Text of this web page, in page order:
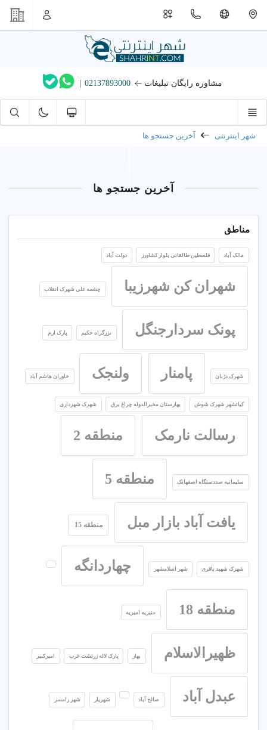
مشاوره رایگان تبلیغات 02137893000
|
شهر اینترنتی آخرین جستجو ها
آخرین جستجو ها
مناطق
مالک آباد فلسطین طالقانی بلوار کشاورز دولت آباد
شهران کن شهرزیبا چشمه علی شهرک انقلاب
پونک سردارجنگل بزرگراه حکیم پارک ارم
شهرک دژبان پامنار ولنجک خاوران هاشم آباد
کیانشهر شهرک شوش بهارستان مخبرالدوله چراغ برق شهرک شهرداری
رسالت نارمک منطقه 2
سلیمانیه صددستگاه اصفهانک منطقه 5
یافت آباد بازار مبل منطقه 15
شهرک شهید باقری شهر اسلامشهر چهاردانگه
منطقه 18 منیریه امیریه
ظهیرالاسلام بهار پارک لاله زرتشت غرب امیرکبیر
عبدل آباد صالح آباد شهریار شهر رامسر